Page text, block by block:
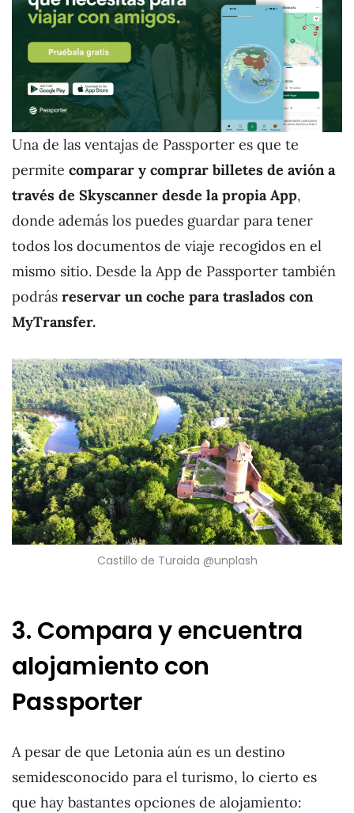
Una de las ventajas de Passporter es que te
permite comparar y comprar billetes de avión a
través de Skyscanner desde la propia App,
donde además los puedes guardar para tener
todos los documentos de viaje recogidos en el
mismo sitio. Desde la App de Passporter también
podrás reservar un coche para traslados con
MyTransfer.
Castillo de Turaida @unplash
3. Compara y encuentra
alojamiento con
Passporter
A pesar de que Letonia aún es un destino
semidesconocido para el turismo, lo cierto es
que hay bastantes opciones de alojamiento: